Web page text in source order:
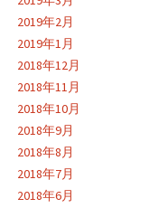
2019年2月
2019年1月
2018年12月
2018年11月
2018年10月
2018年9月
2018年8月
2018年7月
2018年6月